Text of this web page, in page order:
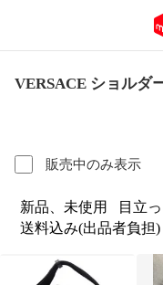
VERSACE ショルダ
販売中のみ表示
新品、未使用 目立
送料込み(出品者負担)